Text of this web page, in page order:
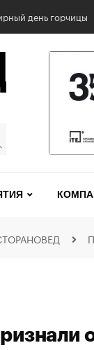
день горчицы